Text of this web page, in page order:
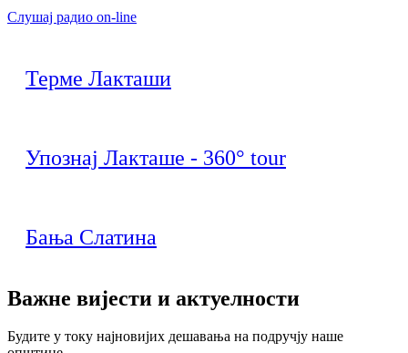
Слушај радио on-line
Терме Лакташи
Упознај Лакташе - 360° tour
Бања Слатина
Важне вијести и актуелности
Будите у току најновијих дешавања на подручју наше